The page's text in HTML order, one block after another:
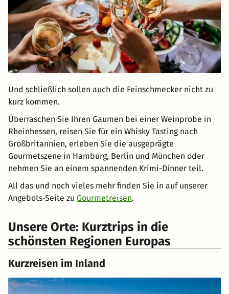
Und schließlich sollen auch die Feinschmecker nicht zu
kurz kommen.
Überraschen Sie Ihren Gaumen bei einer Weinprobe in
Rheinhessen, reisen Sie für ein Whisky Tasting nach
Großbritannien, erleben Sie die ausgeprägte
Gourmetszene in Hamburg, Berlin und München oder
nehmen Sie an einem spannenden Krimi-Dinner teil.
All das und noch vieles mehr finden Sie in auf unserer
Angebots-Seite zu Gourmetreisen.
Unsere Orte: Kurztrips in die
schönsten Regionen Europas
Kurzreisen im Inland